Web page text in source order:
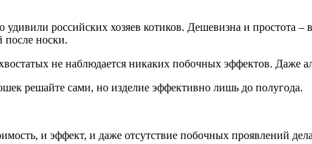
удивили российских хозяев котиков. Дешевизна и простота
после носки.
не наблюдается никаких побочных эффектов. Даже
решайте сами, но изделие эффективно лишь до полугода.
и эффект, и даже отсутствие побочных проявлений